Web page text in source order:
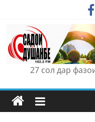
content
27 сол дар